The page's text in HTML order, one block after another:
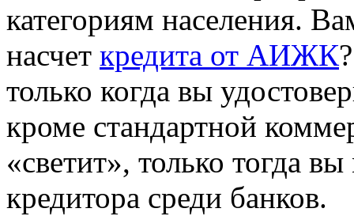
категориям населения.
насчет кредита от АИЖК
только когда вы
кроме стандартной
«светит», только тогда
кредитора среди банков.